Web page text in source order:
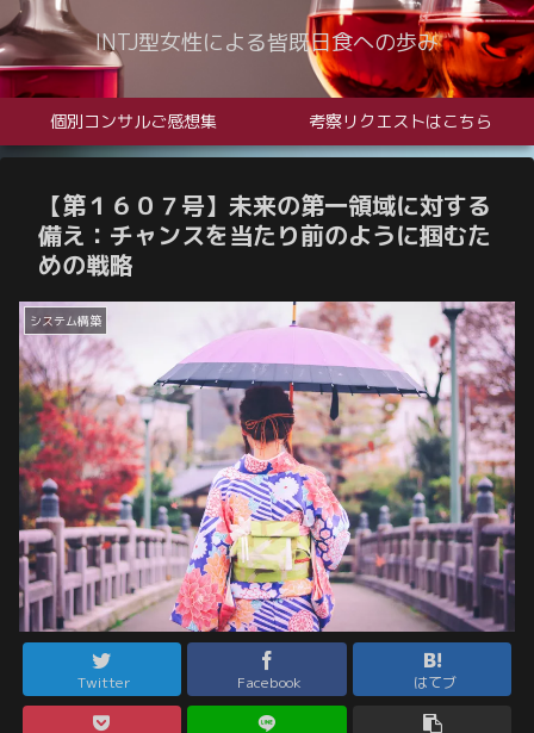
INTJ型女性による皆既日食への歩み
個別コンサルご感想集 考察リクエストはこちら
【第１６０７号】未来の第一領域に対する
備え：チャンスを当たり前のように掴むた
めの戦略
システム構築
Twitter Facebook はてブ